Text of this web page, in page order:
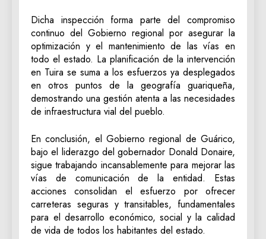
‎Dicha inspección forma parte del compromiso
continuo del Gobierno regional por asegurar la
optimización y el mantenimiento de las vías en
todo el estado. La planificación de la intervención
en Tuira se suma a los esfuerzos ya desplegados
en otros puntos de la geografía guariqueña,
demostrando una gestión atenta a las necesidades
de infraestructura vial del pueblo.
‎En conclusión, el Gobierno regional de Guárico,
bajo el liderazgo del gobernador Donald Donaire,
sigue trabajando incansablemente para mejorar las
vías de comunicación de la entidad. Estas
acciones consolidan el esfuerzo por ofrecer
carreteras seguras y transitables, fundamentales
para el desarrollo económico, social y la calidad
de vida de todos los habitantes del estado.